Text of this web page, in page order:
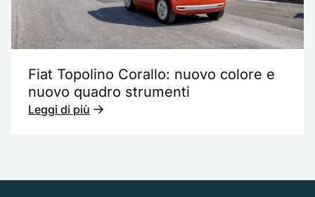
Fiat Topolino Corallo: nuovo colore e
nuovo quadro strumenti
Leggi di più